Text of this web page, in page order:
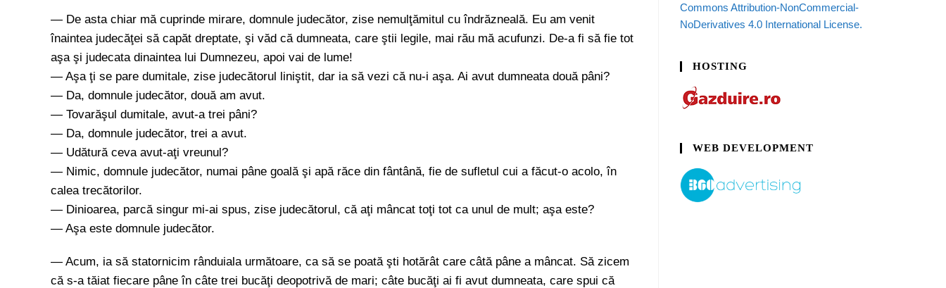
— De asta chiar mă cuprinde mirare, domnule judecător, zise nemulţămitul cu îndrăzneală. Eu am venit
înaintea judecăţei să capăt dreptate, şi văd că dumneata, care ştii legile, mai rău mă acufunzi. De-a fi să fie tot
aşa şi judecata dinaintea lui Dumnezeu, apoi vai de lume!
— Aşa ţi se pare dumitale, zise judecătorul liniştit, dar ia să vezi că nu-i aşa. Ai avut dumneata două pâni?
— Da, domnule judecător, două am avut.
— Tovarăşul dumitale, avut-a trei pâni?
— Da, domnule judecător, trei a avut.
— Udătură ceva avut-aţi vreunul?
— Nimic, domnule judecător, numai pâne goală şi apă răce din fântână, fie de sufletul cui a făcut-o acolo, în
calea trecătorilor.
— Dinioarea, parcă singur mi-ai spus, zise judecătorul, că aţi mâncat toţi tot ca unul de mult; aşa este?
— Aşa este domnule judecător.
— Acum, ia să statornicim rânduiala următoare, ca să se poată şti hotărât care câtă pâne a mâncat. Să zicem
că s-a tăiat fiecare pâne în câte trei bucăţi deopotrivă de mari; câte bucăţi ai fi avut dumneata, care spui că
Commons Attribution-NonCommercial-
NoDerivatives 4.0 International License.
HOSTING
WEB DEVELOPMENT